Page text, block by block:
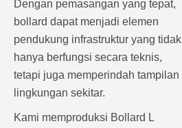
Dengan pemasangan yang tepat,
bollard dapat menjadi elemen
pendukung infrastruktur yang tidak
hanya berfungsi secara teknis,
tetapi juga memperindah tampilan
lingkungan sekitar.
Kami memproduksi Bollard L